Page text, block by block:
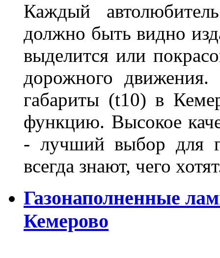
Каждый
должно быть видно
выделится или
дорожного
габариты (t10) в
функцию. Высокое
- лучший выбор для
всегда знают, чего
Газонаполненные
Кемерово